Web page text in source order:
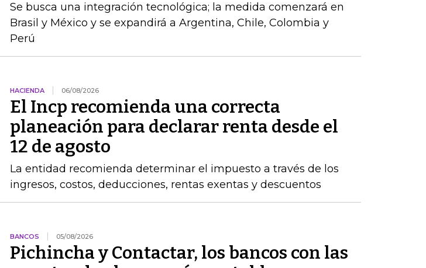
Se busca una integración tecnológica; la medida comenzará en
Brasil y México y se expandirá a Argentina, Chile, Colombia y
Perú
HACIENDA 06/08/2026
El Incp recomienda una correcta
planeación para declarar renta desde el
12 de agosto
La entidad recomienda determinar el impuesto a través de los
ingresos, costos, deducciones, rentas exentas y descuentos
BANCOS 05/08/2026
Pichincha y Contactar, los bancos con las